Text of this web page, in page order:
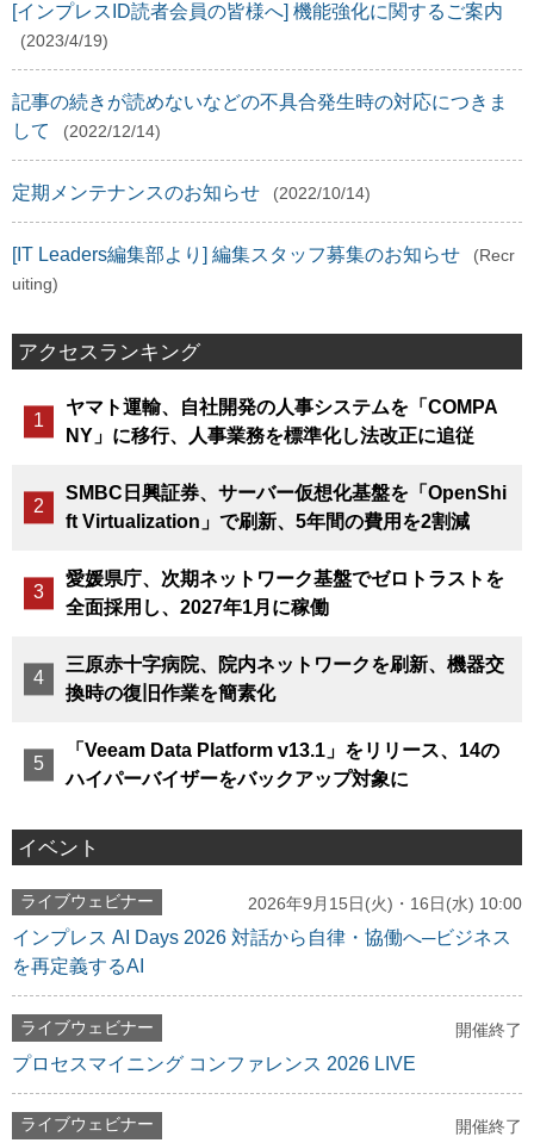
[インプレスID読者会員の皆様へ] 機能強化に関するご案内
(2023/4/19)
記事の続きが読めないなどの不具合発生時の対応につきま
して
(2022/12/14)
定期メンテナンスのお知らせ (2022/10/14)
[IT Leaders編集部より] 編集スタッフ募集のお知らせ
(Recr
uiting)
アクセスランキング
ヤマト運輸、自社開発の人事システムを「COMPA
NY」に移行、人事業務を標準化し法改正に追従
SMBC日興証券、サーバー仮想化基盤を「OpenShi
ft Virtualization」で刷新、5年間の費用を2割減
愛媛県庁、次期ネットワーク基盤でゼロトラストを
全面採用し、2027年1月に稼働
三原赤十字病院、院内ネットワークを刷新、機器交
換時の復旧作業を簡素化
「Veeam Data Platform v13.1」をリリース、14の
ハイパーバイザーをバックアップ対象に
イベント
ライブウェビナー 2026年9月15日(火)・16日(水) 10:00
インプレス AI Days 2026 対話から自律・協働へ─ビジネス
を再定義するAI
ライブウェビナー 開催終了
プロセスマイニング コンファレンス 2026 LIVE
ライブウェビナー 開催終了